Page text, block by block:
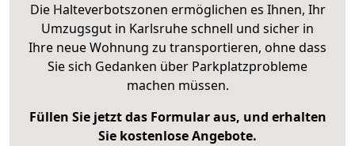
Die Halteverbotszonen ermöglichen es Ihnen, Ihr
Umzugsgut in Karlsruhe schnell und sicher in
Ihre neue Wohnung zu transportieren, ohne dass
Sie sich Gedanken über Parkplatzprobleme
machen müssen.
Füllen Sie jetzt das Formular aus, und erhalten
Sie kostenlose Angebote.